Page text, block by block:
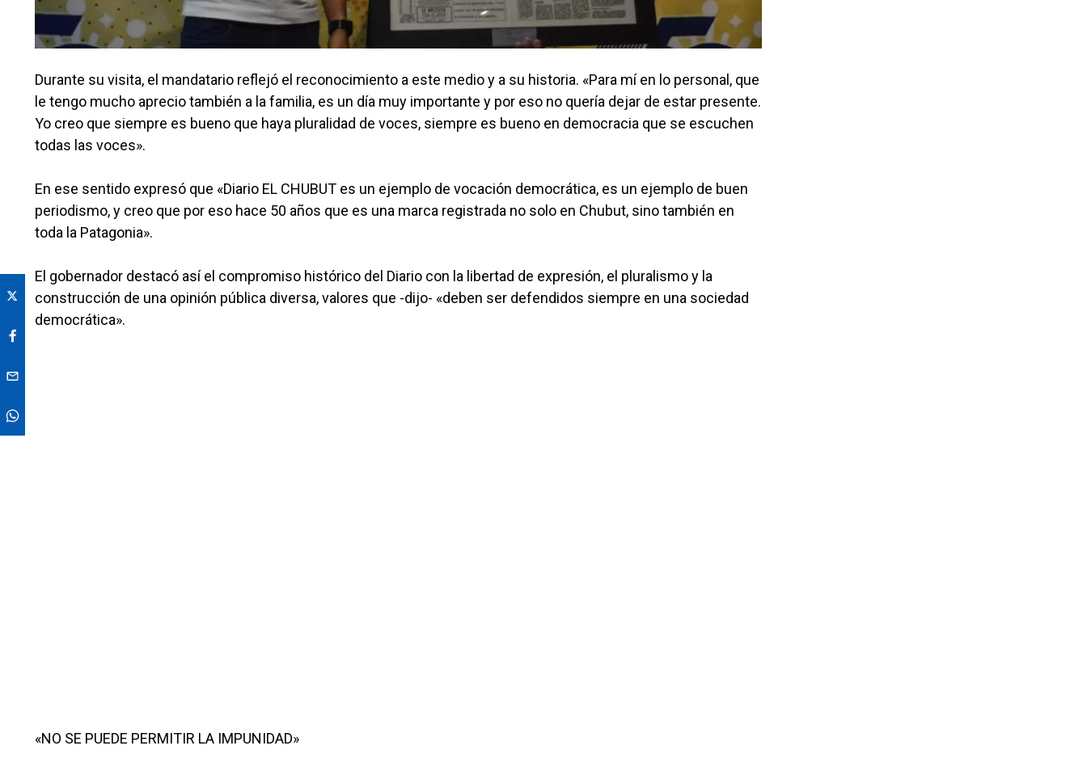
Durante su visita, el mandatario reflejó el reconocimiento a este medio y a su historia. «Para mí en lo personal, que
le tengo mucho aprecio también a la familia, es un día muy importante y por eso no quería dejar de estar presente.
Yo creo que siempre es bueno que haya pluralidad de voces, siempre es bueno en democracia que se escuchen
todas las voces».
En ese sentido expresó que «Diario EL CHUBUT es un ejemplo de vocación democrática, es un ejemplo de buen
periodismo, y creo que por eso hace 50 años que es una marca registrada no solo en Chubut, sino también en
toda la Patagonia».
El gobernador destacó así el compromiso histórico del Diario con la libertad de expresión, el pluralismo y la
construcción de una opinión pública diversa, valores que -dijo- «deben ser defendidos siempre en una sociedad
democrática».
«NO SE PUEDE PERMITIR LA IMPUNIDAD»